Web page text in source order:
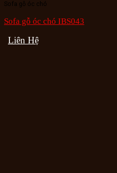
Sofa gỗ óc chó
Sofa gỗ óc chó IBS043
Liên Hệ